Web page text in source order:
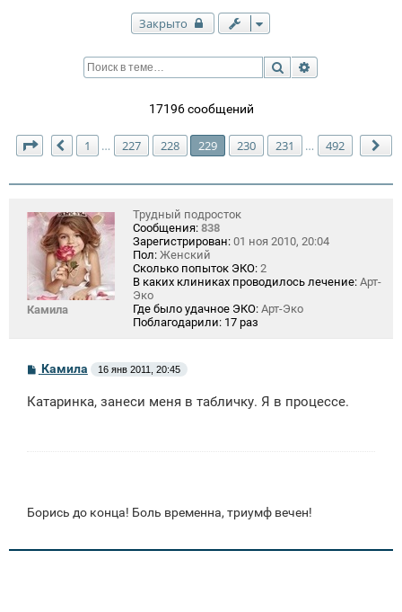
Закрыто
Поиск
17196 сообщений
Страница 229 из492
Пред.
1 … 227 228 229 230 231 … 492
Камила
Трудный подросток
Сообщения: 838
Зарегистрирован: 01 ноя 2010, 20:04
Пол: Женский
Сколько попыток ЭКО: 2
В каких клиниках проводилось лечение: Арт-
Эко
Где было удачное ЭКО: Арт-Эко
Поблагодарили: 17 раз
С
б
Камила 16 янв 2011, 20:45
Катаринка, занеси меня в табличку. Я в процессе.
Борись до конца! Боль временна, триумф вечен!